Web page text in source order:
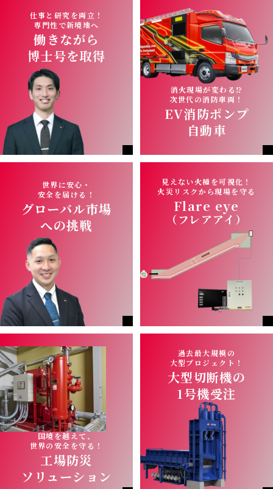
仕事と研究を両⽴！
専⾨性で新境地へ
働きながら
博⼠号を取得
消火現場が変わる⁉
次世代の消防⾞両！
EV消防ポンプ
⾃動⾞
世界に安心・
安全を届ける！
グローバル市場
への挑戦
見えない火種を可視化！
火災リスクから現場を守る
Flare eye
（フレアアイ）
国境を越えて、
世界の安全を守る！
⼯場防災
ソリューション
過去最⼤規模の
⼤型プロジェクト！
⼤型切断機の
1号機受注